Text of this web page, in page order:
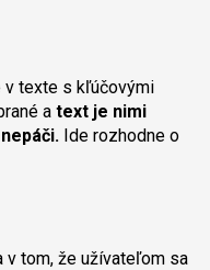
v texte s kľúčovými
a text je nimi
Ide rozhodne o
v tom, že užívateľom sa